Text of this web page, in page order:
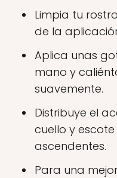
Limpia tu
de la
Aplica unas
mano y
suavemente.
Distribuye el
cuello y
ascendentes.
Para una